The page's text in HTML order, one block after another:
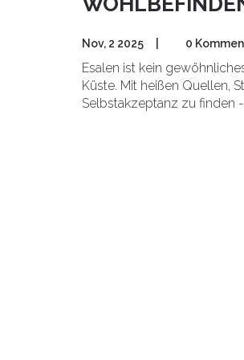
Nov, 2 2025 0
Esalen ist kein
Küste. Mit heißen Quellen,
Selbstakzeptanz zu finden